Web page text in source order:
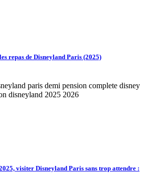
repas de Disneyland Paris (2025)
visiter Disneyland Paris sans trop attendre :